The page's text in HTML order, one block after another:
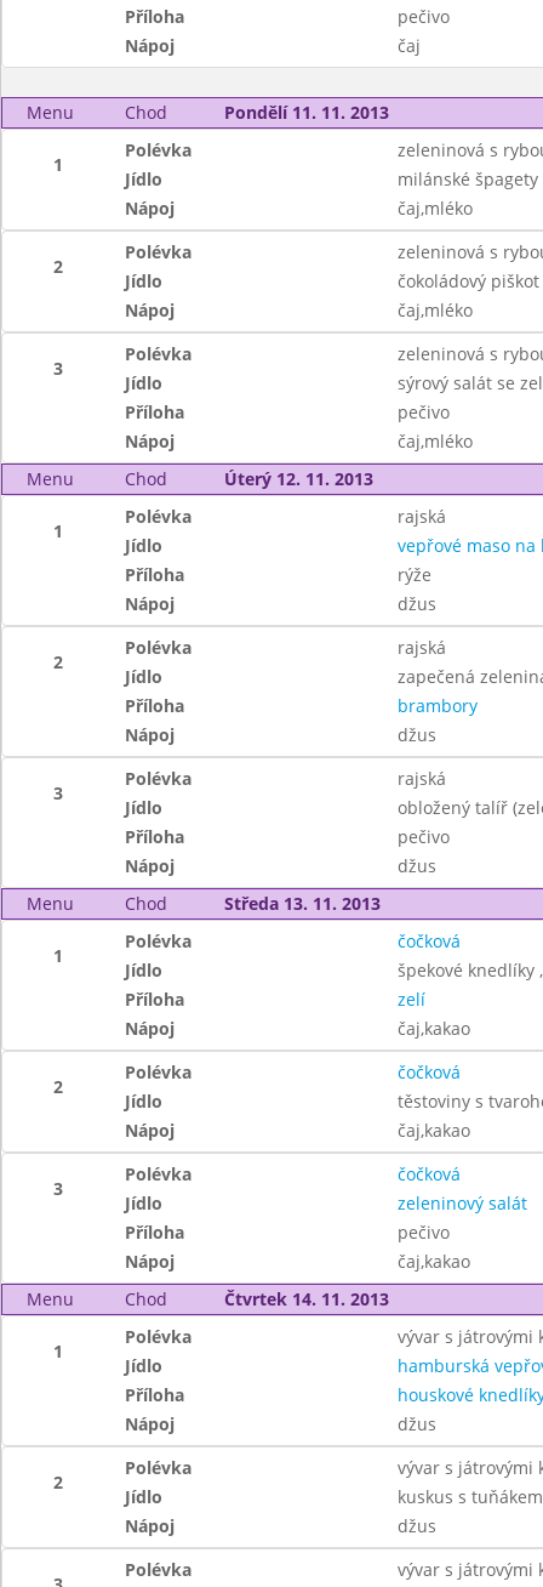
Příloha
pečivo
Nápoj
čaj
Menu Chod Pondělí 11. 11. 2013
1
Polévka
zeleninová s
Jídlo
milánské
Nápoj
čaj,mléko
2
Polévka
zeleninová s
Jídlo
čokoládový
Nápoj
čaj,mléko
3
Polévka
zeleninová s
Jídlo
sýrový salát se
Příloha
pečivo
Nápoj
čaj,mléko
Menu
Chod Úterý 12. 11. 2013
1
Polévka
rajská
Jídlo
vepřové maso na
Příloha
rýže
Nápoj
džus
2
Polévka
rajská
Jídlo
zapečená
Příloha
brambory
Nápoj
džus
3
Polévka
rajská
Jídlo
obložený talíř
Příloha
pečivo
Nápoj
džus
Menu
Chod Středa 13. 11. 2013
1
Polévka
čočková
Jídlo
špekové knedlíky
Příloha
zelí
Nápoj
čaj,kakao
2
Polévka
čočková
Jídlo
těstoviny s
Nápoj
čaj,kakao
3
Polévka
čočková
Jídlo
zeleninový salát
Příloha
pečivo
Nápoj
čaj,kakao
Menu
Chod Čtvrtek 14. 11. 2013
1
Polévka
vývar s játrovými
Jídlo
hamburská
Příloha
houskové
Nápoj
džus
2
Polévka
vývar s játrovými
Jídlo
kuskus s tuňákem
Nápoj
džus
Polévka vývar s játrovými